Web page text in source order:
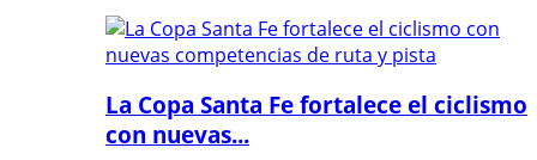
La Copa Santa Fe fortalece el ciclismo
con nuevas...